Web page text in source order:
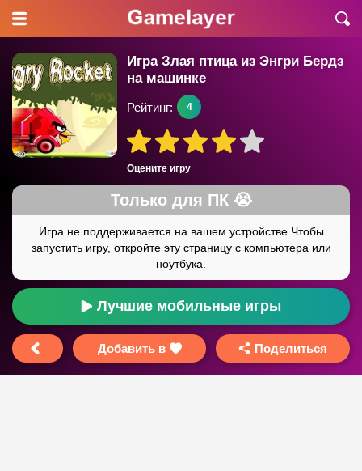
Игра Злая птица из Энгри Бердз
на машинке
Оцените игру
Рейтинг: 4
Лучшие мобильные игры
Добавить в Поделиться